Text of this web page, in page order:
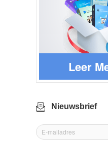
Leer
Nieuwsbrief